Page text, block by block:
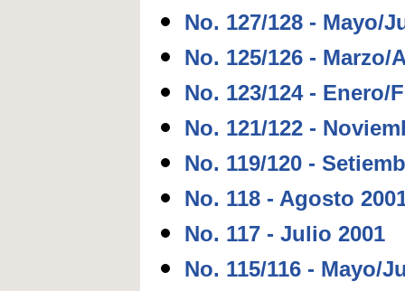
No. 127/128 - Mayo/
No. 125/126 - Marzo/
No. 123/124 - Enero/
No. 121/122 -
No. 119/120 -
No. 118 - Agosto
No. 117 - Julio 2001
No. 115/116 - Mayo/